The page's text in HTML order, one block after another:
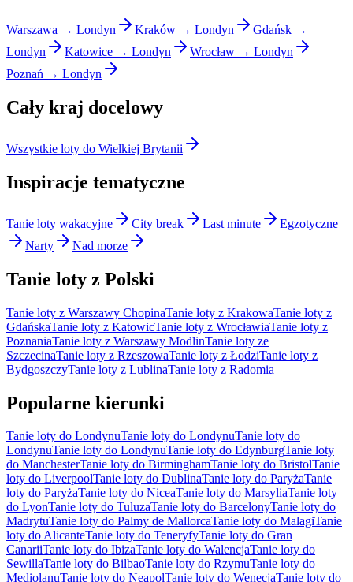
Warszawa → Londyn Kraków → Londyn
Gdańsk →
Londyn
Katowice → Londyn
Wrocław → Londyn
Poznań → Londyn
Cały kraj docelowy
Wszystkie loty do Wielkiej Brytanii
Inspiracje tematyczne
Tanie loty wakacyjne City break Last minute
Egzotyczne
Narty
Nad morze
Tanie loty z Polski
Tanie loty z Warszawy ChopinaTanie loty z KrakowaTanie loty z
GdańskaTanie loty z KatowicTanie loty z WrocławiaTanie loty z
PoznaniaTanie loty z Warszawy ModlinTanie loty ze
SzczecinaTanie loty z RzeszowaTanie loty z ŁodziTanie loty z
BydgoszczyTanie loty z LublinaTanie loty z Radomia
Popularne kierunki
Tanie loty do LondynuTanie loty do LondynuTanie loty do
LondynuTanie loty do LondynuTanie loty do EdynburgTanie loty
do ManchesterTanie loty do BirminghamTanie loty do BristolTanie
loty do LiverpoolTanie loty do DublinaTanie loty do ParyżaTanie
loty do ParyżaTanie loty do NiceaTanie loty do MarsyliaTanie loty
do LyonTanie loty do TuluzaTanie loty do BarcelonyTanie loty do
MadrytuTanie loty do Palmy de MallorcaTanie loty do MalagiTanie
loty do AlicanteTanie loty do TeneryfyTanie loty do Gran
CanariiTanie loty do IbizaTanie loty do WalencjaTanie loty do
SewillaTanie loty do BilbaoTanie loty do RzymuTanie loty do
MediolanuTanie loty do NeapolTanie loty do WenecjaTanie loty do